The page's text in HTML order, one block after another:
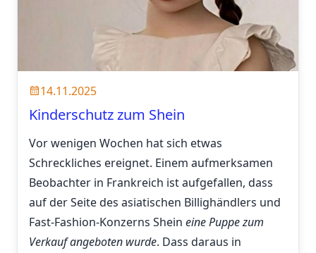
14.11.2025
Kinderschutz zum Shein
Vor wenigen Wochen hat sich etwas
Schreckliches ereignet. Einem aufmerksamen
Beobachter in Frankreich ist aufgefallen, dass
auf der Seite des asiatischen Billighändlers und
Fast-Fashion-Konzerns Shein eine Puppe zum
Verkauf angeboten wurde. Dass daraus in